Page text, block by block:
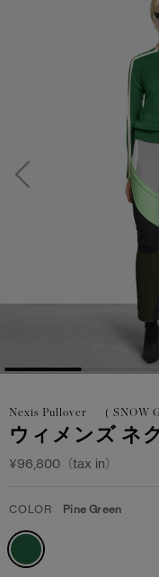
アンバサダ
スプリング
ベストセラ
FW26コレ
サマー 26
サマー 26
日本限定モ
スノーグース
メイドイン
アウターウ
アクセサリ
フットウェ
コレクション
ベストセラ
FW26コレ
サマー 26
サマー 26
日本限定モ
スノーグース
メイドイン
アウターウ
アクセサリ
フットウェ
コレクション
キッズ（
ユース（6
コレクション
CANADA
ウェアの
品の価値
アーカイ
Nexis Pullover （ SNOW
ウィメンズ ネ
¥96,800（tax in）
COLOR Pine Green